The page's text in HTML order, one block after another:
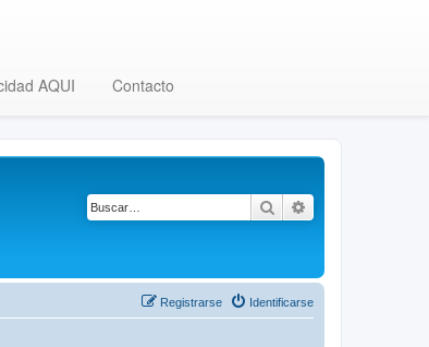
AQUI Contacto
Buscar
Identificarse
Registrarse